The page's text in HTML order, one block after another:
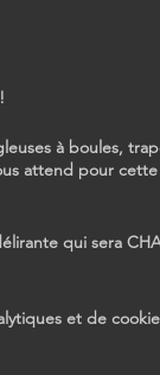
à boules,
attend pour
qui sera
et de